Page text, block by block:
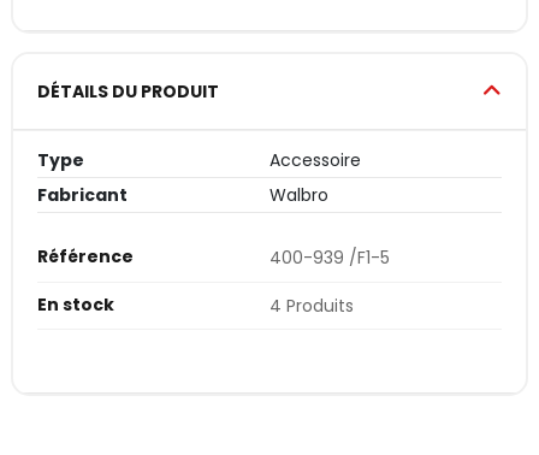
DÉTAILS DU PRODUIT
Type
Accessoire
Fabricant
Walbro
Référence
400-939 /F1-5
En stock
4 Produits